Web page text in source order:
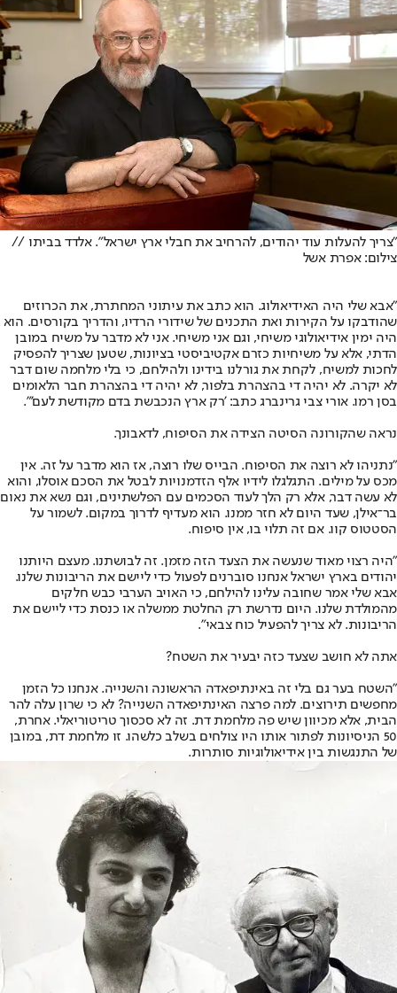
"צריך להעלות עוד יהודים, להרחיב את חבלי ארץ ישראל". אלדד בביתו //
צילום: אפרת אשל
"אבא שלי היה האידיאולוג. הוא כתב את עיתוני המחתרת, את הכרוזים
שהודבקו על הקירות ואת התכנים של שידורי הרדיו, והדריך בקורסים. הוא
היה ימין אידיאולוגי משיחי, וגם אני משיחי. אני לא מדבר על משיח במובן
הדתי, אלא על משיחיות כזרם אקטיביסטי בציונות, שטען שצריך להפסיק
לחכות למשיח, לקחת את גורלנו בידינו ולהילחם, כי בלי מלחמה שום דבר
לא יקרה. לא יהיה די בהצהרת בלפור, לא יהיה די בהצהרת חבר הלאומים
בסן רמו. אורי צבי גרינברג כתב: 'רק ארץ הנכבשת בדם מקודשת לעם'".
נראה שהקורונה הסיטה הצידה את הסיפוח, לדאבונך.
"נתניהו לא רוצה את הסיפוח. הבייס שלו רוצה, אז הוא מדבר על זה. אין
מכס על מילים. התגלגלו לידיו אלף הזדמנויות לבטל את הסכם אוסלו, והוא
לא עשה דבר, אלא רק הלך לעוד הסכמים עם הפלשתינים, וגם נשא את נאום
בר־אילן, שעד היום לא חזר ממנו. הוא מעדיף לדרוך במקום. לשמור על
הסטטוס קוו. אם זה תלוי בו, אין סיפוח.
"היה רצוי מאוד שנעשה את הצעד הזה מזמן. זה לבושתנו. מעצם היותנו
יהודים בארץ ישראל אנחנו סוברנים לפעול כדי ליישם את הריבונות שלנו.
אבא שלי אמר שחובה עלינו להילחם, כי האויב הערבי כבש חלקים
מהמולדת שלנו. היום נדרשת רק החלטת ממשלה או כנסת כדי ליישם את
הריבונות. לא צריך להפעיל כוח צבאי".
אתה לא חושב שצעד כזה יבעיר את השטח?
"השטח בער גם בלי זה באינתיפאדה הראשונה והשנייה. אנחנו כל הזמן
מחפשים תירוצים. למה פרצה האינתיפאדה השנייה? לא כי שרון עלה להר
הבית, אלא מכיוון שיש פה מלחמת דת. זה לא סכסוך טריטוריאלי. אחרת,
50 הניסיונות לפתור אותו היו צולחים בשלב כלשהו. זו מלחמת דת, במובן
של התנגשות בין אידיאולוגיות סותרות.